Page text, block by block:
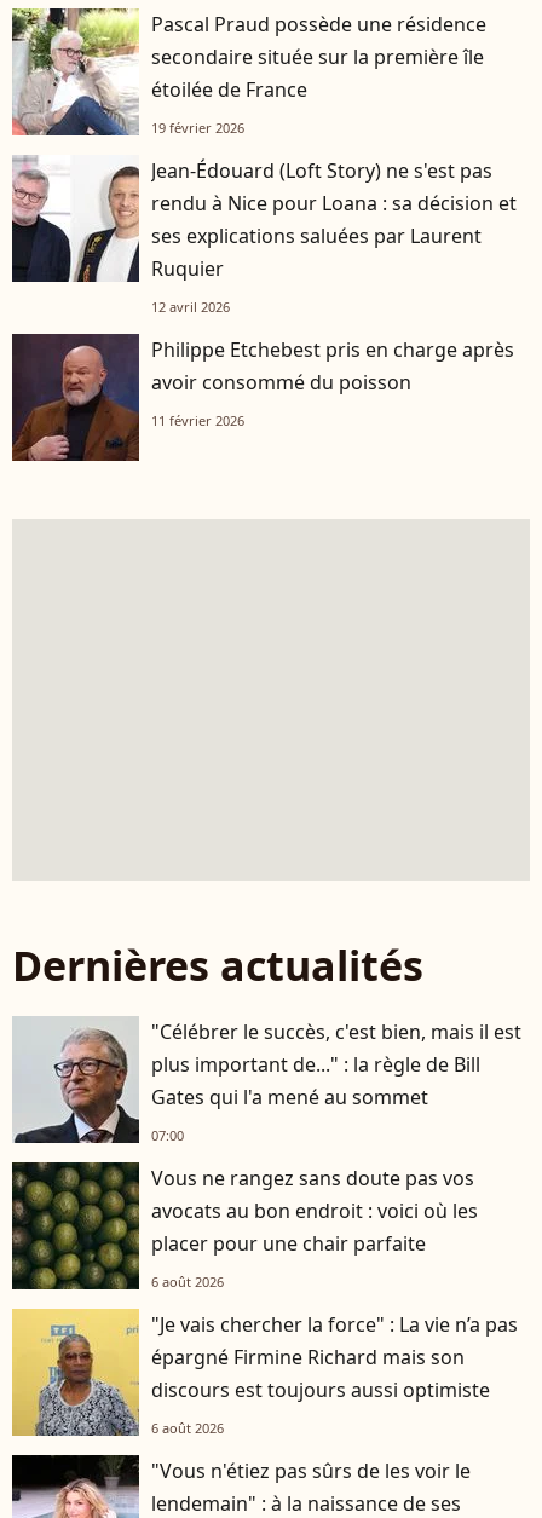
Pascal Praud possède une résidence
secondaire située sur la première île
étoilée de France
19 février 2026
Jean-Édouard (Loft Story) ne s'est pas
rendu à Nice pour Loana : sa décision et
ses explications saluées par Laurent
Ruquier
12 avril 2026
Philippe Etchebest pris en charge après
avoir consommé du poisson
11 février 2026
Dernières actualités
"Célébrer le succès, c'est bien, mais il est
plus important de..." : la règle de Bill
Gates qui l'a mené au sommet
07:00
Vous ne rangez sans doute pas vos
avocats au bon endroit : voici où les
placer pour une chair parfaite
6 août 2026
"Je vais chercher la force" : La vie n’a pas
épargné Firmine Richard mais son
discours est toujours aussi optimiste
6 août 2026
"Vous n'étiez pas sûrs de les voir le
lendemain" : à la naissance de ses